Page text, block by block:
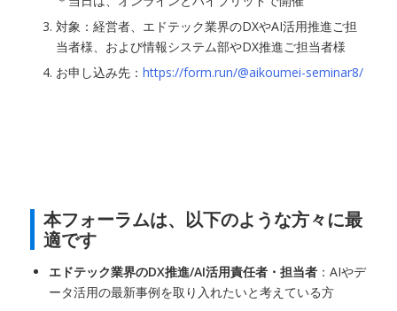
対象：経営者、エドテック業界のDXやAI活用推進ご担
当者様、および情報システム部やDX推進ご担当者様
お申し込み先： https://form.run/@aikoumei-seminar8/
本フォーラムは、以下のような方々に最
適です
エドテック業界のDX推進/AI活用責任者・担当者：AIやデ
ータ活用の最新事例を取り入れたいと考えている方